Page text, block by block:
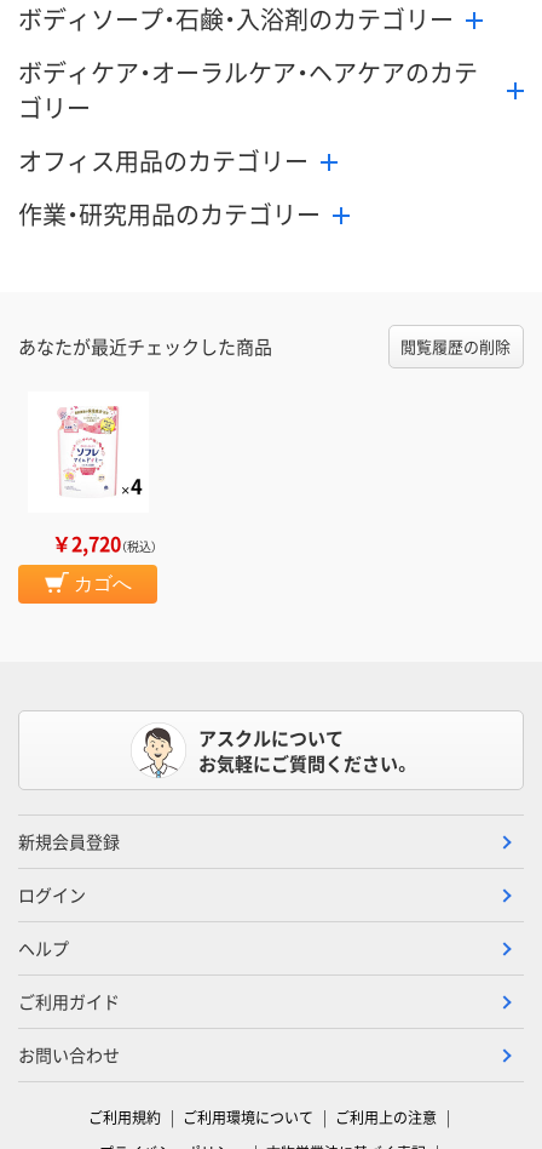
ボディソープ・石鹸・入浴剤のカテゴリー
ボディケア・オーラルケア・ヘアケアのカテ
ゴリー
オフィス用品のカテゴリー
作業・研究用品のカテゴリー
あなたが最近チェックした商品 閲覧履歴の削除
￥2,720（税込）
カゴへ
アスクルについて
お気軽にご質問ください。
新規会員登録
ログイン
ヘルプ
ご利用ガイド
お問い合わせ
ご利用規約 ご利用環境について
ご利用上の注意